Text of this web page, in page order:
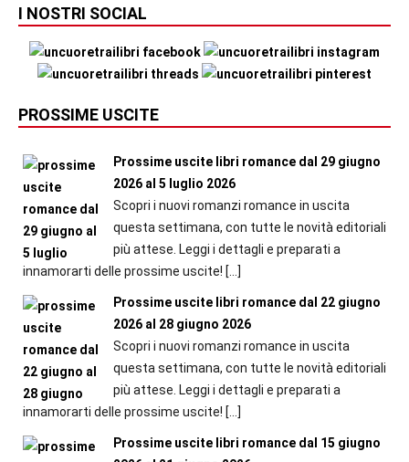
I NOSTRI SOCIAL
PROSSIME USCITE
Prossime uscite libri romance dal 29 giugno
2026 al 5 luglio 2026
Scopri i nuovi romanzi romance in uscita
questa settimana, con tutte le novità editoriali
più attese. Leggi i dettagli e preparati a
innamorarti delle prossime uscite! […]
Prossime uscite libri romance dal 22 giugno
2026 al 28 giugno 2026
Scopri i nuovi romanzi romance in uscita
questa settimana, con tutte le novità editoriali
più attese. Leggi i dettagli e preparati a
innamorarti delle prossime uscite! […]
Prossime uscite libri romance dal 15 giugno